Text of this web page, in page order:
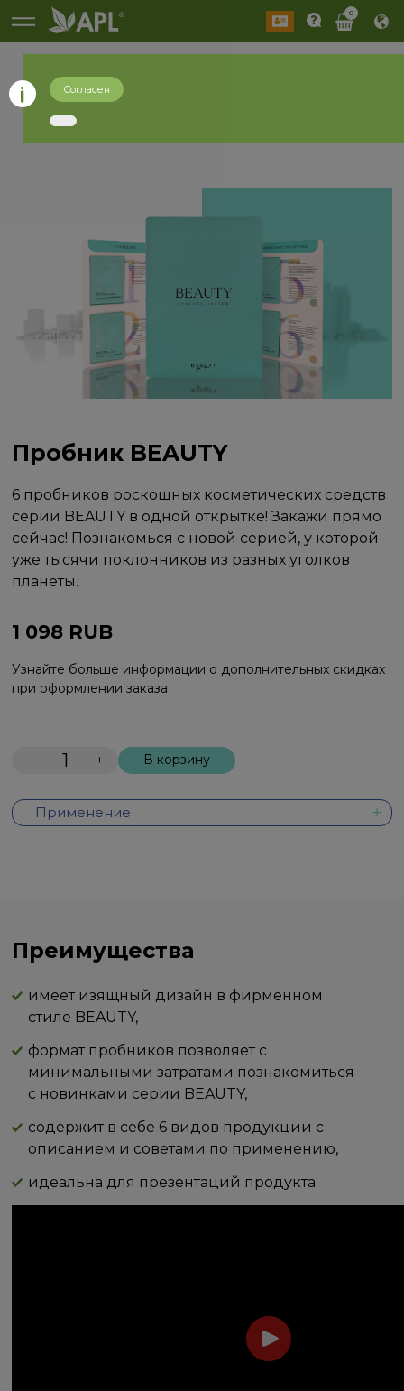
0
назад
Пробник BEAUTY
6 пробников роскошных косметических средств
серии BEAUTY в одной открытке! Закажи прямо
сейчас! Познакомься с новой серией, у которой
уже тысячи поклонников из разных уголков
планеты.
1 098 RUB
Узнайте больше информации о дополнительных скидках
при оформлении заказа
− + В корзину
Применение
Преимущества
имеет изящный дизайн в фирменном
стиле BEAUTY,
формат пробников позволяет с
минимальными затратами познакомиться
с новинками серии BEAUTY,
содержит в себе 6 видов продукции с
описанием и советами по применению,
идеальна для презентаций продукта.
Согласен